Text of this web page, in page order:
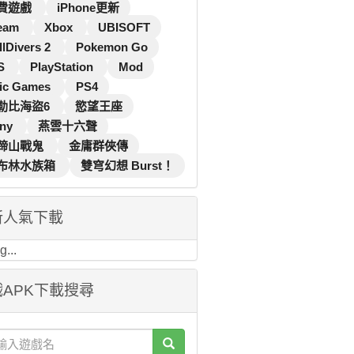
遊戲
iPhone更新
Xbox
UBISOFT
2
Pokemon Go
PlayStation
Mod
Games
PS4
比海盜6
慾望王座
燕雲十六聲
山戰鬼
金庸群俠傳
林水族箱
雙穹幻想 Burst！
氣下載
下載搜尋